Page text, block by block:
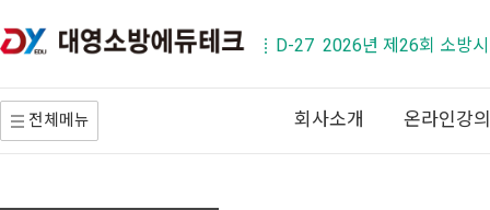
D-27 2026년 제26회 소방
전체메뉴 회사소개 온라인강의